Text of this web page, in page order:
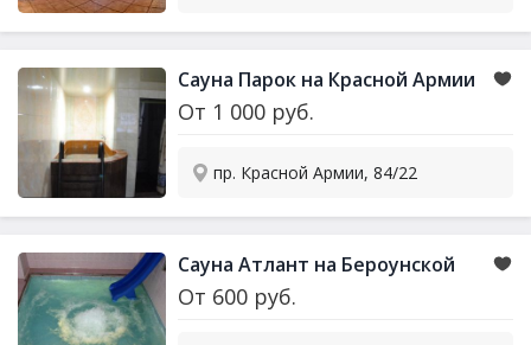
Сауна Парок на Красной Армии
От 1 000 руб.
пр. Красной Армии, 84/22
Сауна Атлант на Бероунской
От 600 руб.